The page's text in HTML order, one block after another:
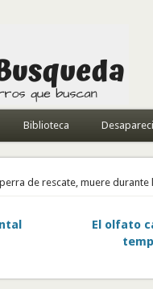
Biblioteca
de rescate, muere
El olfato